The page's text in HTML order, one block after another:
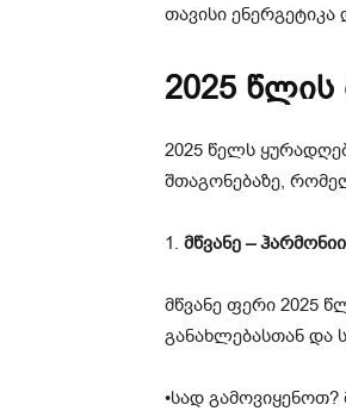
თავისი ენერგეტიკა
2025 წლის
2025 წელს
შთაგონებაზე,
1. მწვანე –
მწვანე ფერი 2025
განახლებასთან და
•სად